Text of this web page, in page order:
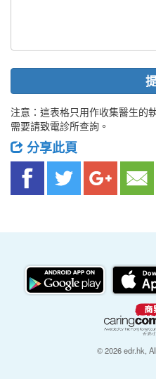
注意：這表格只用作收集醫生的
需要請致電診所查詢。
分享此頁
© 2026 edr.hk,